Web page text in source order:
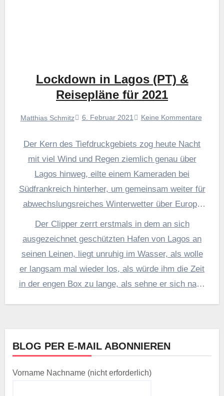
Lockdown in Lagos (PT) &
Reisepläne für 2021
Matthias Schmitz 6. Februar 2021 Keine Kommentare
Der Kern des Tiefdruckgebiets zog heute Nacht
mit viel Wind und Regen ziemlich genau über
Lagos hinweg, eilte einem Kameraden bei
Südfrankreich hinterher, um gemeinsam weiter für
abwechslungsreiches Winterwetter über Europa
zu sorgen.
Der Clipper zerrt erstmals in dem an sich
ausgezeichnet geschützten Hafen von Lagos an
seinen Leinen, liegt unruhig im Wasser, als wolle
er langsam mal wieder los, als würde ihm die Zeit
in der engen Box zu lange, als sehne er sich nach
BLOG PER E-MAIL ABONNIEREN
Vorname Nachname (nicht erforderlich)